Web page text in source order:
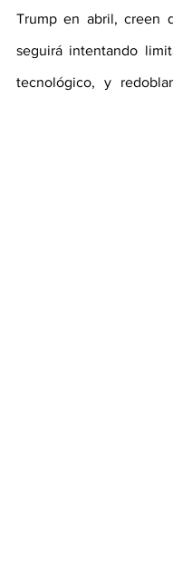
Trump en abril, creen
seguirá intentando
tecnológico, y